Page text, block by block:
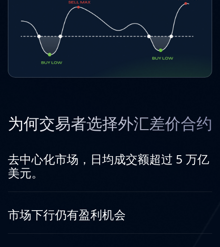
为何交易者选择外汇差价合约
去中心化市场，日均成交额超过 5 万亿
美元。
市场下行仍有盈利机会